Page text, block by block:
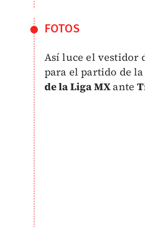
FOTOS
Así luce el vestidor
para el partido de la
de la Liga MXante